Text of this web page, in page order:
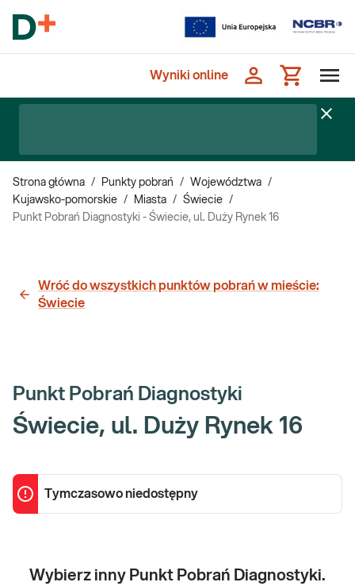
Wyniki online
Strona główna / Punkty pobrań / Województwa /
Kujawsko-pomorskie / Miasta / Świecie /
Punkt Pobrań Diagnostyki - Świecie, ul. Duży Rynek 16
Wróć do wszystkich punktów pobrań w mieście:
Świecie
Punkt Pobrań Diagnostyki
Świecie, ul. Duży Rynek 16
Tymczasowo niedostępny
Wybierz inny Punkt Pobrań Diagnostyki.